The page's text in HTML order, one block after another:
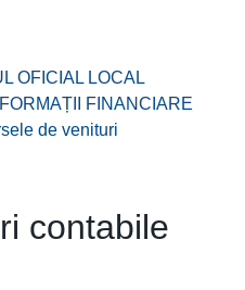
OFICIAL LOCAL
FINANCIARE
de venituri
contabile